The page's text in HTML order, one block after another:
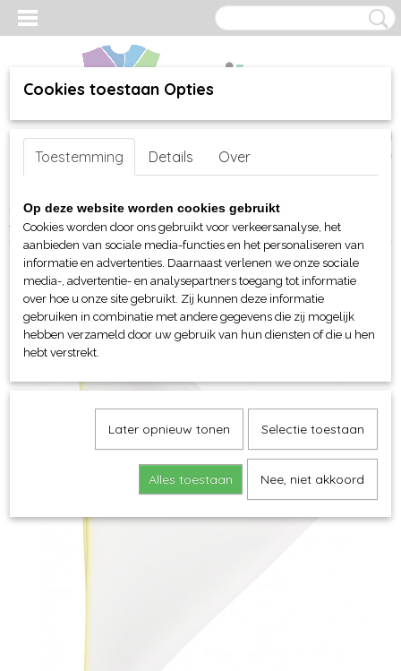
Inloggen Registreren
(0)
Home >webshop>Per merk >J. Harvest & Frost
JHF The White Handkerchief
Cookies toestaan Opties
Toestemming Details Over
Op deze website worden cookies gebruikt
Cookies worden door ons gebruikt voor verkeersanalyse, het
aanbieden van sociale media-functies en het personaliseren van
informatie en advertenties. Daarnaast verlenen we onze sociale
media-, advertentie- en analysepartners toegang tot informatie
over hoe u onze site gebruikt. Zij kunnen deze informatie
gebruiken in combinatie met andere gegevens die zij mogelijk
hebben verzameld door uw gebruik van hun diensten of die u hen
hebt verstrekt.
Later opnieuw tonen Selectie toestaan
Alles toestaan Nee, niet akkoord